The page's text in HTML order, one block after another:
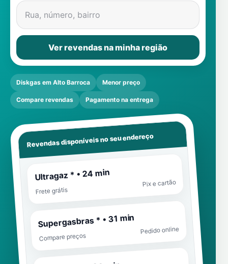
Contatos
Rua, número, bairro
Ver revendas na minha região
Diskgas em Alto Barroca Menor preço
Compare revendas Pagamento na entrega
Revendas disponíveis no seu endereço
Ultragaz * • 24 min
Frete grátis
Pix e cartão
Supergasbras * • 31 min
Compare preços
Pedido online